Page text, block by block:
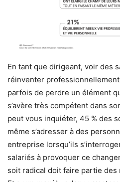
En tant que dirigeant, voir des
réinventer
parfois de perdre un élément
s’avère très compétent dans
peut vous inquiéter, 45 % des
même s’adresser à des
entreprise lorsqu’ils
salariés à provoquer ce
soit radical doit faire partie des